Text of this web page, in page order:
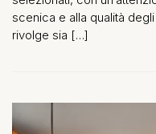
scenica e alla qualità
rivolge sia […]